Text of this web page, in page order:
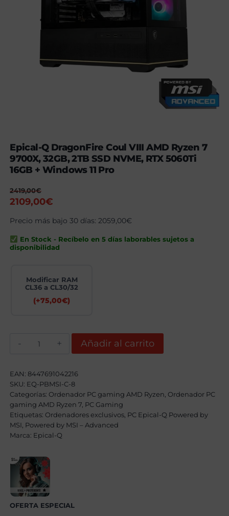
Epical-Q DragonFire Coul VIII AMD Ryzen 7
9700X, 32GB, 2TB SSD NVME, RTX 5060Ti
16GB + Windows 11 Pro
2419,00€
El
original
era:
2419,00€.
2109,00€
actual
es:
2109,00€.
Precio más bajo 30 días:2059,00€
En Stock - Recíbelo en 5 días laborables sujetos a
disponibilidad
Modificar RAM
CL36 a CL30/32
(+75,00€)
VIII
AMD
Ryzen
7
9700X,
32GB,
2TB
SSD
NVME,
16GB
+
Windows
11
Pro
Añadir al carrito
EAN:8447691042216
SKU: EQ-PBMSI-C-8
Categorías: Ordenador PC gaming AMD Ryzen Ordenador PC
gaming AMD Ryzen 7 PC Gaming
Etiquetas: Ordenadores exclusivos PC Epical-Q Powered by
MSI Powered by MSI – Advanced
Marca: Epical-Q
OFERTA ESPECIAL